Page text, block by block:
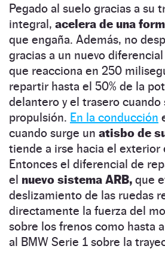
Pegado al suelo gracias a su
integral, acelera de una
que engaña. Además, no
gracias a un nuevo
que reacciona en 250
repartir hasta el 50% de la
delantero y el trasero cuando
propulsión. En la conducción
cuando surge un atisbo de
tiende a irse hacia el exterior
Entonces el diferencial de
el nuevo sistema ARB, que
deslizamiento de las ruedas
directamente la fuerza del
sobre los frenos como hasta
al BMW Serie 1 sobre la